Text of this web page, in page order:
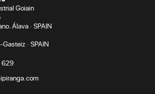
Goiain
Álava · SPAIN
· SPAIN
629